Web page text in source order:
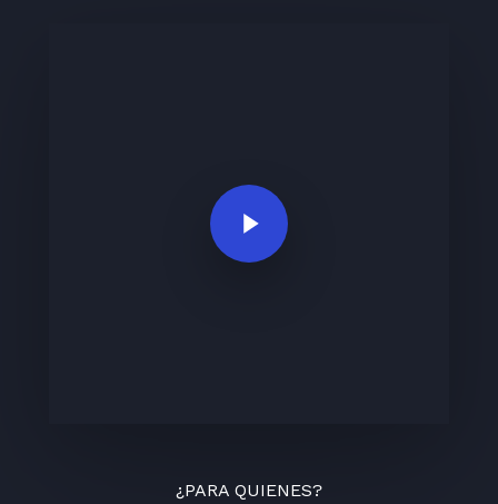
Play Video
¿PARA QUIENES?